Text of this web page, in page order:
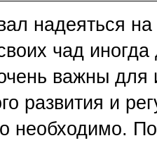
надеяться
чад
важны для
развития и
необходимо.